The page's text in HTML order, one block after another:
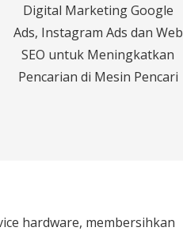
Digital Marketing Google
Ads, Instagram Ads dan Web
SEO untuk Meningkatkan
Pencarian di Mesin Pencari
hardware, membersihkan